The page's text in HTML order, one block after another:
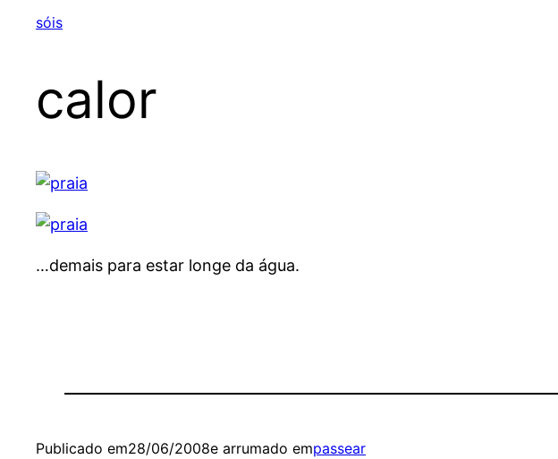
sóis
calor
…demais para estar longe da água.
Publicado em28/06/2008e arrumado empassear